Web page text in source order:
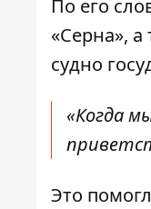
По его
«Серна»,
судно
«Когда
Это